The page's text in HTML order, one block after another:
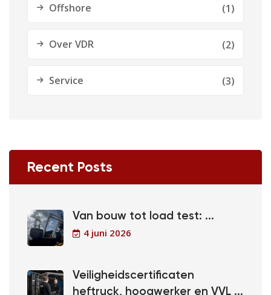
Offshore (1)
Over VDR (2)
Service (3)
Recent Posts
Van bouw tot load test: ...
4 juni 2026
Veiligheidscertificaten
heftruck, hoogwerker en VVL ...